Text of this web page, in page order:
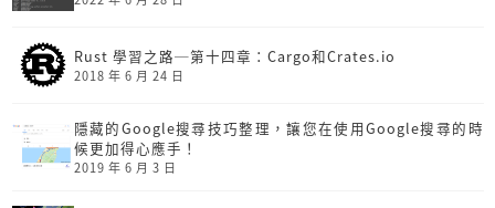
Rust 學習之路─第十四章：Cargo和Crates.io
2018 年 6 月 24 日
隱藏的Google搜尋技巧整理，讓您在使用Google搜尋的時
候更加得心應手！
2019 年 6 月 3 日